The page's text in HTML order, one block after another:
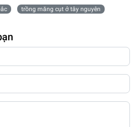
trồng măng cụt ở tây nguyên